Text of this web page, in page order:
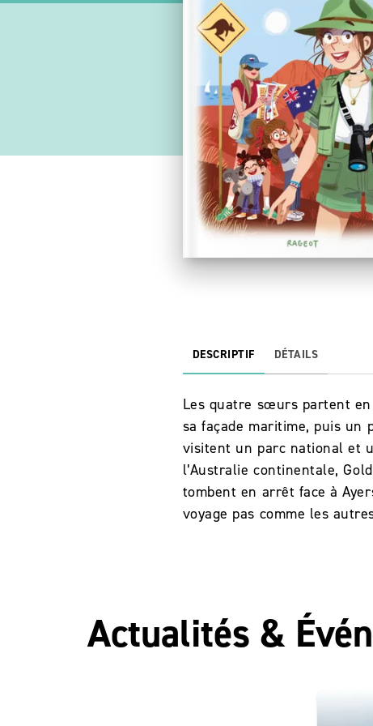
DESCRIPTIF DÉTAILS
Les quatre sœurs partent
sa façade maritime, puis un
visitent un parc national et
l’Australie continentale,
tombent en arrêt face à
voyage pas comme les
Actualités &